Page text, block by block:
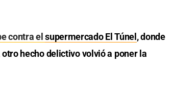
contra elsupermercado El Túnel, donde
hecho delictivo volvió a poner la